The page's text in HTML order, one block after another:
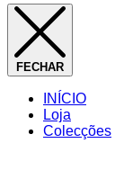
FECHAR
INÍCIO
Loja
Colecções